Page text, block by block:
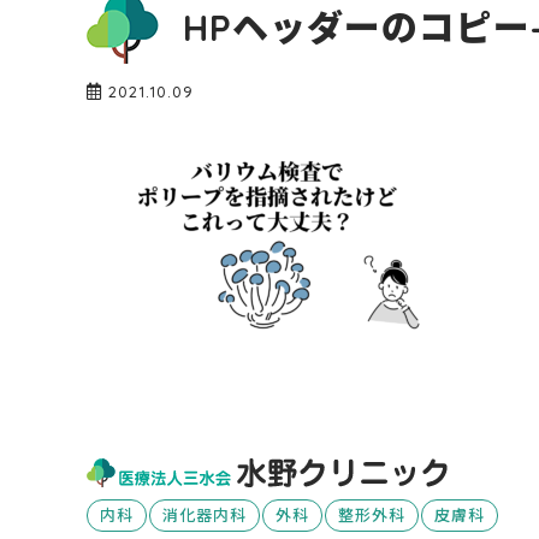
HPヘッダーのコピ
2021.10.09
内科 消化器内科 外科 整形外科 皮膚科